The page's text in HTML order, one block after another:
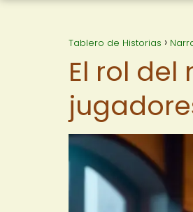
Tablero de Historias
El rol